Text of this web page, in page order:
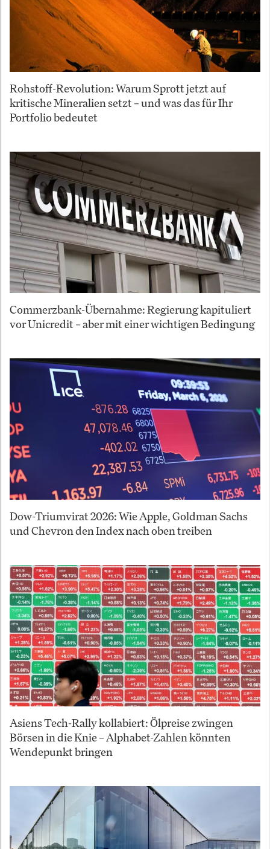
Rohstoff-Revolution: Warum Sprott jetzt auf
kritische Mineralien setzt – und was das für Ihr
Portfolio bedeutet
Commerzbank-Übernahme: Regierung kapituliert
vor Unicredit – aber mit einer wichtigen Bedingung
Dow-Triumvirat 2026: Wie Apple, Goldman Sachs
und Chevron den Index nach oben treiben
Asiens Tech-Rally kollabiert: Ölpreise zwingen
Börsen in die Knie – Alphabet-Zahlen könnten
Wendepunkt bringen